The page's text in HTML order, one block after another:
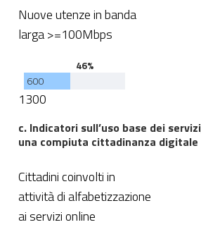
Nuove utenze in banda
larga >=100Mbps
46%
600
1300
c. Indicatori sull’uso base dei
una compiuta cittadinanza digitale
Cittadini coinvolti in
attività di alfabetizzazione
ai servizi online